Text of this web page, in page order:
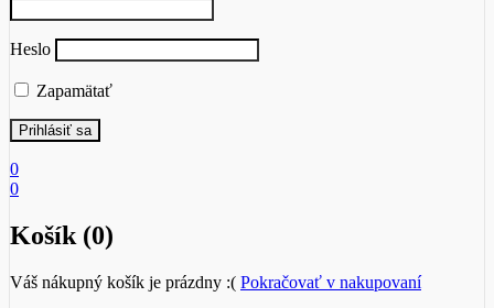
Heslo
Zapamätať
0
0
Košík (0)
Váš nákupný košík je prázdny :( Pokračovať v nakupovaní